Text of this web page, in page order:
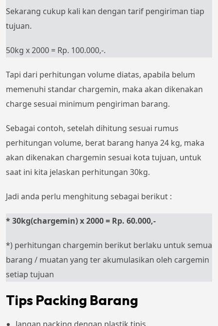
Sekarang cukup kali kan dengan tarif pengiriman tiap
tujuan.
50kg x 2000 = Rp. 100.000,-.
Tapi dari perhitungan volume diatas, apabila belum
memenuhi standar chargemin, maka akan dikenakan
charge sesuai minimum pengiriman barang.
Sebagai contoh, setelah dihitung sesuai rumus
perhitungan volume, berat barang hanya 24 kg, maka
akan dikenakan chargemin sesuai kota tujuan, untuk
saat ini kita jelaskan perhitungan 30kg.
Jadi anda perlu menghitung sebagai berikut :
* 30kg(chargemin) x 2000 = Rp. 60.000,-
*) perhitungan chargemin berikut berlaku untuk semua
barang / muatan yang ter akumulasikan oleh cargemin
setiap tujuan
Tips Packing Barang